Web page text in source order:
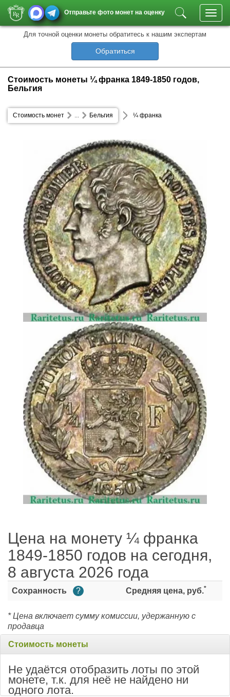
Отправьте фото монет на оценку
Для точной оценки монеты обратитесь к нашим экспертам
Обратиться
Стоимость монеты ¼ франка 1849-1850 годов,
Бельгия
Стоимость монет Бельгия
... ¼ франка
Цена на монету ¼ франка
1849-1850 годов на сегодня,
8 августа 2026 года
Сохранность ? Средняя цена, руб.*
* Цена включает сумму комиссии, удержанную с
продавца
Стоимость монеты
Не удаётся отобразить лоты по этой
монете, т.к. для неё не найдено ни
одного лота.